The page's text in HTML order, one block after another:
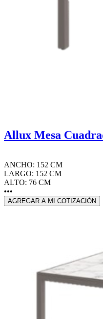
Allux Mesa
ANCHO: 152 CM
LARGO: 152 CM
ALTO: 76 CM
•••
AGREGAR A MI COTIZACIÓN